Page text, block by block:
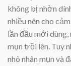
không bị nhờn
nhiều nên cho
lần đầu mới
mụn trồi lên. Tuy
nhô nhân mụn và